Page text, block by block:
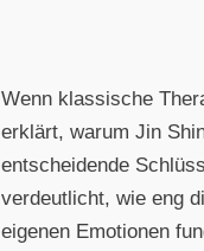
Wenn klassische
erklärt, warum Jin
entscheidende
verdeutlicht, wie eng
eigenen Emotionen